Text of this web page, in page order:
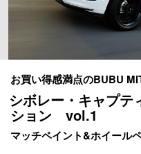
お買い得感満点のBUBU
シボレー・キャプテ
ション vol.1
マッチペイント&ホイール